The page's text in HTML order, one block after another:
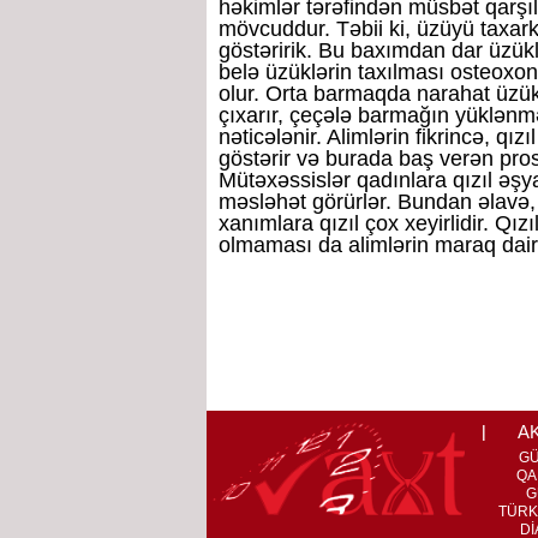
həkimlər tərəfindən müsbət
mövcuddur. Təbii ki, üzüyü
göstəririk. Bu baxımdan dar
belə üzüklərin taxılması
olur. Orta barmaqda narahat
çıxarır, çeçələ barmağın
nəticələnir. Alimlərin fikrincə,
göstərir və burada baş verən
Mütəxəssislər qadınlara qızıl
məsləhət görürlər. Bundan
xanımlara qızıl çox xeyirlidir.
olmaması da alimlərin maraq